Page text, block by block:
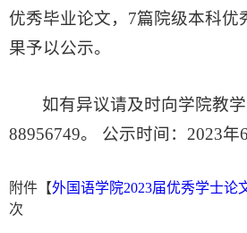
优秀毕业论文，7篇院级本科优
果予以公示。
如有异议请及时向学院教学
88956749。 公示时间：2023年
附件【外国语学院2023届优秀学士论
次